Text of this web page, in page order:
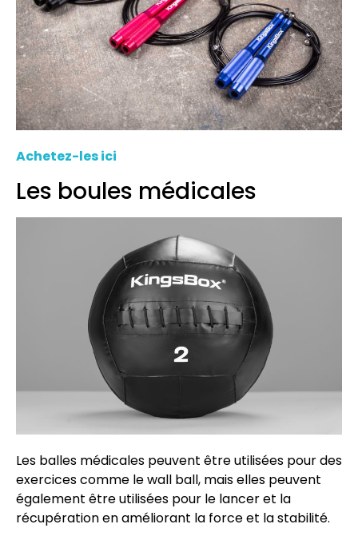
Achetez-les ici
Les boules médicales
Les balles médicales peuvent être utilisées pour des
exercices comme le wall ball, mais elles peuvent
également être utilisées pour le lancer et la
récupération en améliorant la force et la stabilité.